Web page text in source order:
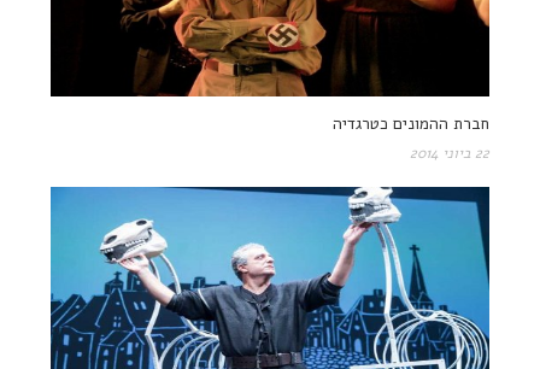
חברת ההמונים כטרגדיה
22 ביוני 2014